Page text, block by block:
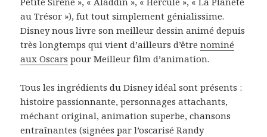
au Trésor »), fut tout simplement génialissime.
Disney nous livre son meilleur dessin animé depuis
très longtemps qui vient d’ailleurs d’êtrenominé
aux Oscars pour Meilleur film d’animation.
Tous les ingrédients du Disney idéal sont présents :
histoire passionnante, personnages attachants,
méchant original, animation superbe, chansons
entraînantes (signées par l’oscarisé Randy